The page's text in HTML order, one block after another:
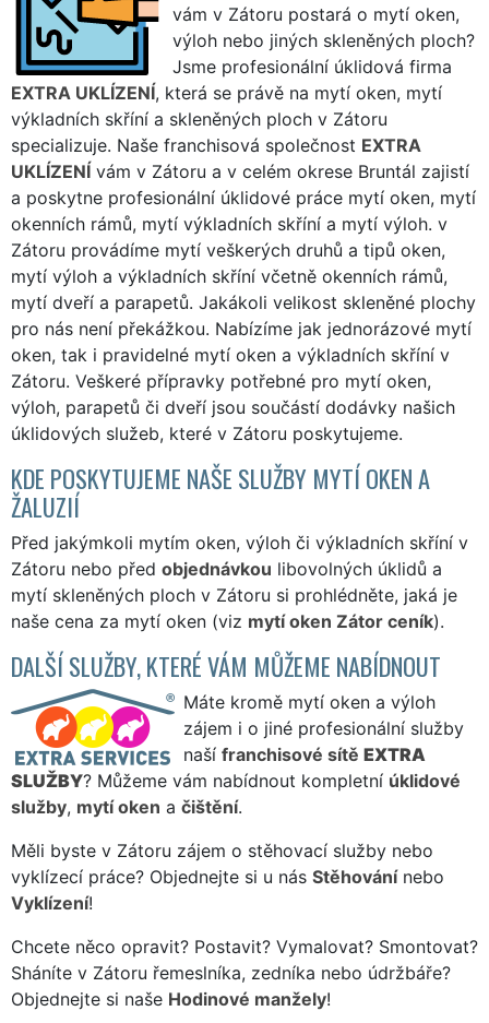
vám v Zátoru postará o mytí oken,
výloh nebo jiných skleněných ploch?
Jsme profesionální úklidová firma
EXTRA UKLÍZENÍ, která se právě na mytí oken, mytí
výkladních skříní a skleněných ploch v Zátoru
specializuje. Naše franchisová společnost EXTRA
UKLÍZENÍ vám v Zátoru a v celém okrese Bruntál zajistí
a poskytne profesionální úklidové práce mytí oken, mytí
okenních rámů, mytí výkladních skříní a mytí výloh. v
Zátoru provádíme mytí veškerých druhů a tipů oken,
mytí výloh a výkladních skříní včetně okenních rámů,
mytí dveří a parapetů. Jakákoli velikost skleněné plochy
pro nás není překážkou. Nabízíme jak jednorázové mytí
oken, tak i pravidelné mytí oken a výkladních skříní v
Zátoru. Veškeré přípravky potřebné pro mytí oken,
výloh, parapetů či dveří jsou součástí dodávky našich
úklidových služeb, které v Zátoru poskytujeme.
KDE POSKYTUJEME NAŠE SLUŽBY MYTÍ OKEN A
ŽALUZIÍ
Před jakýmkoli mytím oken, výloh či výkladních skříní v
Zátoru nebo před objednávkou libovolných úklidů a
mytí skleněných ploch v Zátoru si prohlédněte, jaká je
naše cena za mytí oken (viz mytí oken Zátor ceník).
DALŠÍ SLUŽBY, KTERÉ VÁM MŮŽEME NABÍDNOUT
Máte kromě mytí oken a výloh
zájem i o jiné profesionální služby
naší franchisové sítě EXTRA
SLUŽBY? Můžeme vám nabídnout kompletní úklidové
služby, mytí oken a čištění.
Měli byste v Zátoru zájem o stěhovací služby nebo
vyklízecí práce? Objednejte si u nás Stěhovánínebo
Vyklízení!
Chcete něco opravit? Postavit? Vymalovat? Smontovat?
Sháníte v Zátoru řemeslníka, zedníka nebo údržbáře?
Objednejte si naše Hodinové manžely!